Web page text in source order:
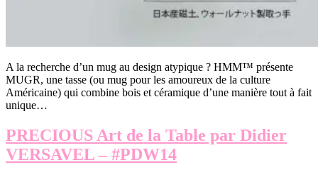
A la recherche d’un mug au design atypique ? HMM™ présente
MUGR, une tasse (ou mug pour les amoureux de la culture
Américaine) qui combine bois et céramique d’une manière tout à fait
unique…
PRECIOUS Art de la Table par Didier
VERSAVEL – #PDW14